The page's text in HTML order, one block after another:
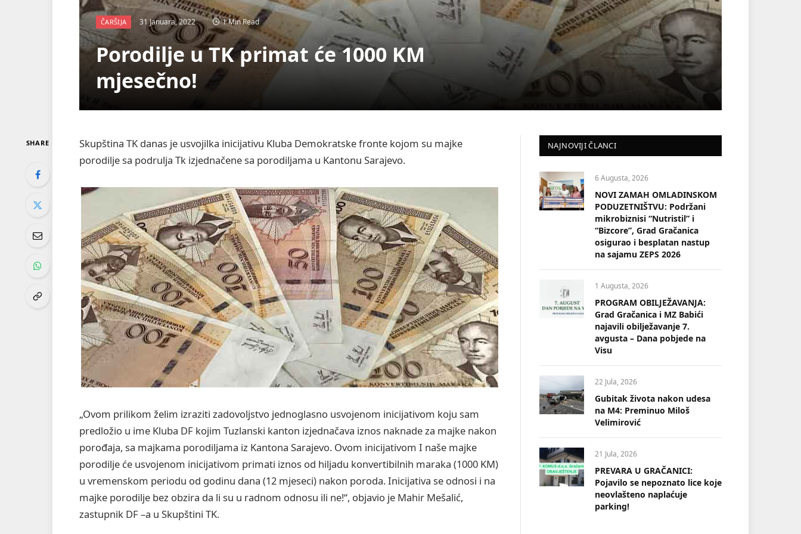
ČARŠIJA 31 Januara, 2022 1 Min Read
Porodilje u TK primat će 1000 KM
mjesečno!
SHARE
Skupština TK danas je usvojilka inicijativu Kluba Demokratske fronte kojom su majke
porodilje sa podrulja Tk izjednačene sa porodiljama u Kantonu Sarajevo.
„Ovom prilikom želim izraziti zadovoljstvo jednoglasno usvojenom inicijativom koju sam
predložio u ime Kluba DF kojim Tuzlanski kanton izjednačava iznos naknade za majke nakon
porođaja, sa majkama porodiljama iz Kantona Sarajevo. Ovom inicijativom I naše majke
porodilje će usvojenom inicijativom primati iznos od hiljadu konvertibilnih maraka (1000 KM)
u vremenskom periodu od godinu dana (12 mjeseci) nakon poroda. Inicijativa se odnosi i na
majke porodilje bez obzira da li su u radnom odnosu ili ne!“, objavio je Mahir Mešalić,
zastupnik DF –a u Skupštini TK.
NAJNOVIJI ČLANCI
6 Augusta, 2026
NOVI ZAMAH OMLADINSKOM
PODUZETNIŠTVU: Podržani
mikrobiznisi “Nutristil” i
“Bizcore”, Grad Gračanica
osigurao i besplatan nastup
na sajamu ZEPS 2026
1 Augusta, 2026
PROGRAM OBILJEŽAVANJA:
Grad Gračanica i MZ Babići
najavili obilježavanje 7.
avgusta – Dana pobjede na
Visu
22 Jula, 2026
Gubitak života nakon udesa
na M4: Preminuo Miloš
Velimirović
21 Jula, 2026
PREVARA U GRAČANICI:
Pojavilo se nepoznato lice koje
neovlašteno naplaćuje
parking!